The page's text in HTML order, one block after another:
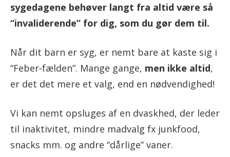
sygedagene behøver langt fra altid være så
“invaliderende” for dig, som du gør dem til.
Når dit barn er syg, er nemt bare at kaste sig i
“Feber-fælden”. Mange gange, men ikke altid,
er det det mere et valg, end en nødvendighed!
Vi kan nemt opsluges af en dvaskhed, der leder
til inaktivitet, mindre madvalg fx junkfood,
snacks mm. og andre “dårlige” vaner.